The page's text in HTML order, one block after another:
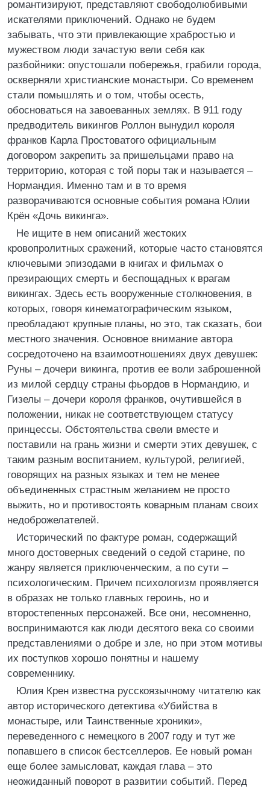
романтизируют, представляют свободолюбивыми
искателями приключений. Однако не будем
забывать, что эти привлекающие храбростью и
мужеством люди зачастую вели себя как
разбойники: опустошали побережья, грабили города,
оскверняли христианские монастыри. Со временем
стали помышлять и о том, чтобы осесть,
обосноваться на завоеванных землях. В 911 году
предводитель викингов Роллон вынудил короля
франков Карла Простоватого официальным
договором закрепить за пришельцами право на
территорию, которая с той поры так и называется –
Нормандия. Именно там и в то время
разворачиваются основные события романа Юлии
Крён «Дочь викинга».
Не ищите в нем описаний жестоких
кровопролитных сражений, которые часто становятся
ключевыми эпизодами в книгах и фильмах о
презирающих смерть и беспощадных к врагам
викингах. Здесь есть вооруженные столкновения, в
которых, говоря кинематографическим языком,
преобладают крупные планы, но это, так сказать, бои
местного значения. Основное внимание автора
сосредоточено на взаимоотношениях двух девушек:
Руны – дочери викинга, против ее воли заброшенной
из милой сердцу страны фьордов в Нормандию, и
Гизелы – дочери короля франков, очутившейся в
положении, никак не соответствующем статусу
принцессы. Обстоятельства свели вместе и
поставили на грань жизни и смерти этих девушек, с
таким разным воспитанием, культурой, религией,
говорящих на разных языках и тем не менее
объединенных страстным желанием не просто
выжить, но и противостоять коварным планам своих
недоброжелателей.
Исторический по фактуре роман, содержащий
много достоверных сведений о седой старине, по
жанру является приключенческим, а по сути –
психологическим. Причем психологизм проявляется
в образах не только главных героинь, но и
второстепенных персонажей. Все они, несомненно,
воспринимаются как люди десятого века со своими
представлениями о добре и зле, но при этом мотивы
их поступков хорошо понятны и нашему
современнику.
Юлия Крен известна русскоязычному читателю как
автор исторического детектива «Убийства в
монастыре, или Таинственные хроники»,
переведенного с немецкого в 2007 году и тут же
попавшего в список бестселлеров. Ее новый роман
еще более замысловат, каждая глава – это
неожиданный поворот в развитии событий. Перед